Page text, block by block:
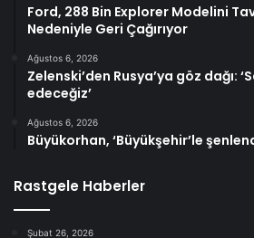
Ford, 288 Bin Explorer Modelini
Nedeniyle Geri Çağırıyor
Ağustos 6, 2026
Zelenski’den Rusya’ya göz dağı:
edeceğiz’
Ağustos 6, 2026
Büyükorhan, ‘Büyükşehir’le
Rastgele Haberler
Şubat 26, 2026